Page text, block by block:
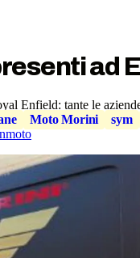
ad
Enfield: tante le
Moto Morini sym